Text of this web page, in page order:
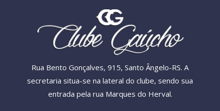
Rua Bento Gonçalves, 915, Santo Ângelo-RS. A
secretaria situa-se na lateral do clube, sendo sua
entrada pela rua Marques do Herval.